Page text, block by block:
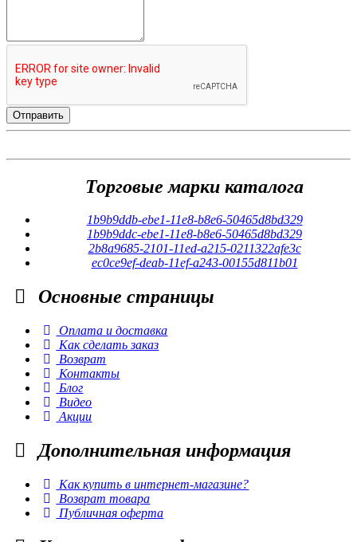
Торговые марки каталога
1b9b9ddb-ebe1-11e8-b8e6-50465d8bd329
1b9b9ddc-ebe1-11e8-b8e6-50465d8bd329
2b8a9685-2101-11ed-a215-0211322afe3c
ec0ce9ef-deab-11ef-a243-00155d811b01
Основные страницы
Оплата и доставка
Как сделать заказ
Возврат
Контакты
Блог
Видео
Акции
Дополнительнаяинформация
Как купить в интернет-магазине?
Возврат товара
Публичная оферта